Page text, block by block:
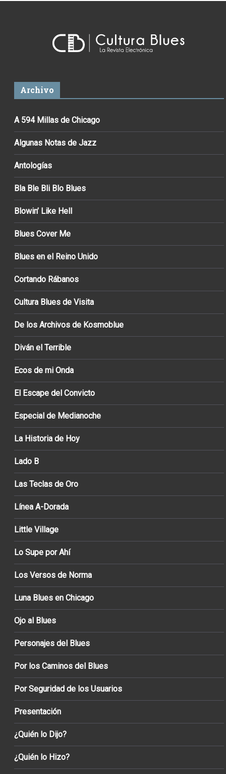
Archivo
A 594 Millas de Chicago
Algunas Notas de Jazz
Antologías
Bla Ble Bli Blo Blues
Blowin’ Like Hell
Blues Cover Me
Blues en el Reino Unido
Cortando Rábanos
Cultura Blues de Visita
De los Archivos de Kosmoblue
Diván el Terrible
Ecos de mi Onda
El Escape del Convicto
Especial de Medianoche
La Historia de Hoy
Lado B
Las Teclas de Oro
Línea A-Dorada
Little Village
Lo Supe por Ahí
Los Versos de Norma
Luna Blues en Chicago
Ojo al Blues
Personajes del Blues
Por los Caminos del Blues
Por Seguridad de los Usuarios
Presentación
¿Quién lo Dijo?
¿Quién lo Hizo?